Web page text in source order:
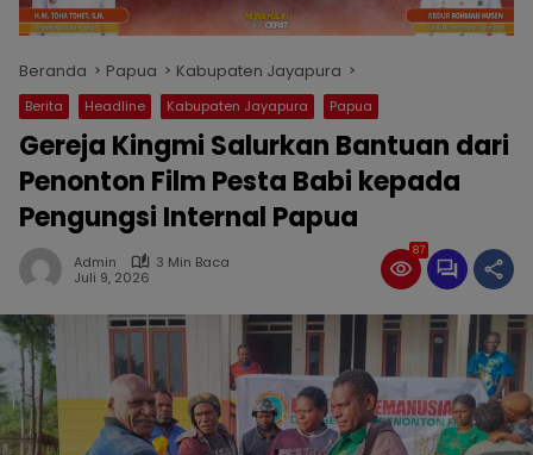
Beranda Papua Kabupaten Jayapura
Berita Headline Kabupaten Jayapura Papua
Gereja Kingmi Salurkan Bantuan dari
Penonton Film Pesta Babi kepada
Pengungsi Internal Papua
Admin
3 Min Baca
Juli 9, 2026
87